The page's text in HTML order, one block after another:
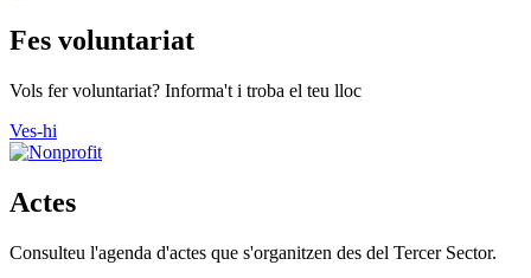
Fes voluntariat
Vols fer voluntariat? Informa't i troba el teu lloc
Ves-hi
Actes
Consulteu l'agenda d'actes que s'organitzen des del Tercer Sector.